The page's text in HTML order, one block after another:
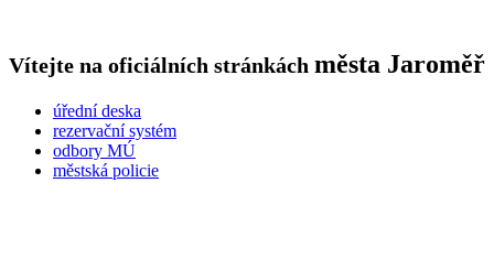
Vítejte na oficiálních stránkách města Jaroměř
úřední deska
rezervační systém
odbory MÚ
městská policie